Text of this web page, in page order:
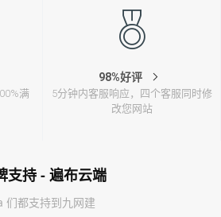
满
98%好评
5分钟内客服响应，四个客服同时修
改您网站
支持 - 遍布云端
们都支持到九网建